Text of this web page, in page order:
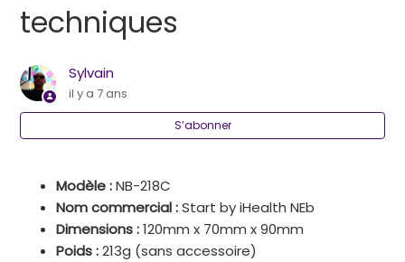
techniques
Sylvain
il y a 7 ans
S’abonner
Modèle :NB-218C
Nom commercial :Start by iHealth NEb
Dimensions :120mm x 70mm x 90mm
Poids :213g (sans accessoire)